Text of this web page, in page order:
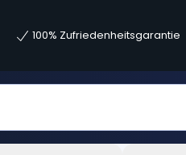
100% Zufriedenheitsgarantie